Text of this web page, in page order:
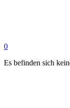
0
Es befinden sich